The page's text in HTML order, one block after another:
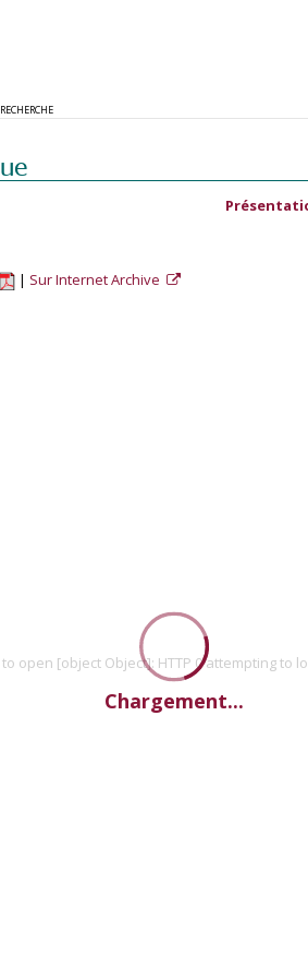
Sur Internet Archive
open [object Object]: HTTP 0 attempting to
Chargement...